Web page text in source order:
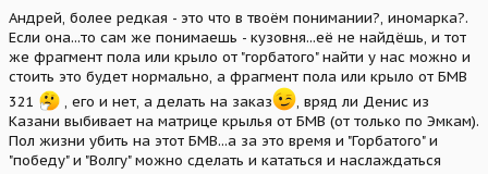
"работодатель" купил в Уфе "Ялту" 1967 года, его ровесницу, тоже
в заводской краске, красивого темно-голубого цвета, правда в
хлам убитую и гнилую! Двигатель лежал в салоне, водительская
дверь открывалась, так как стойка отгнила снизу, тормозов не
было еще когда машина ездила, по этому тормозили контактным
способом - во что въедут... Но зато тысяч за 60, или 30... Решил он
таким образом сэкономить! Так мы и разошлись на
недоделанной жестянке... Понял он, что проще купить готовую
машину!
Андрей, более редкая - это что в твоём понимании?, иномарка?.
Если она...то сам же понимаешь - кузовня...её не найдёшь, и тот
же фрагмент пола или крыло от "горбатого" найти у нас можно и
стоить это будет нормально, а фрагмент пола или крыло от БМВ
321
, его и нет, а делать на заказ
, вряд ли Денис из
Казани выбивает на матрице крылья от БМВ (от только по Эмкам).
Пол жизни убить на этот БМВ...а за это время и "Горбатого" и
"победу" и "Волгу" можно сделать и кататься и наслаждаться